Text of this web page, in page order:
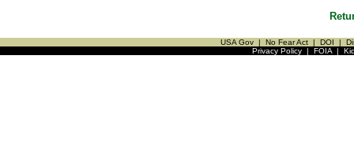
USA Gov | No Fear Act | DOI |
Privacy Policy| FOIA|